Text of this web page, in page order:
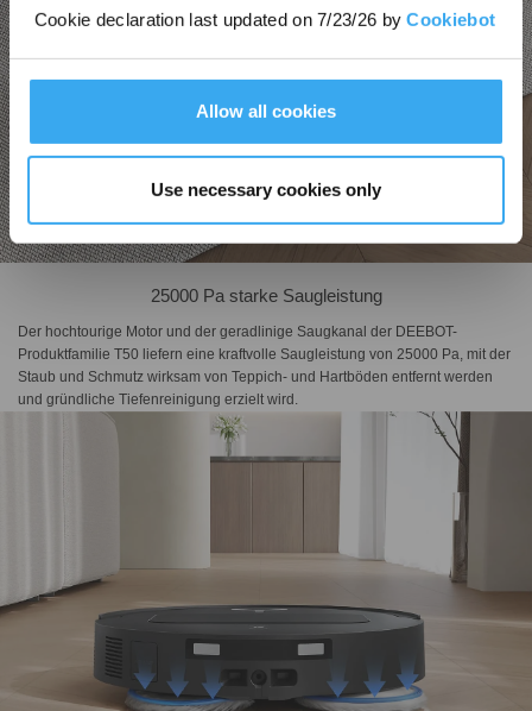
Cookie declaration last updated on 7/23/26 byCookiebot
Allow all cookies
Use necessary cookies only
25000 Pa starke Saugleistung
Der hochtourige Motor und der geradlinige Saugkanal der DEEBOT-
Produktfamilie T50 liefern eine kraftvolle Saugleistung von 25000 Pa, mit der
Staub und Schmutz wirksam von Teppich- und Hartböden entfernt werden
und gründliche Tiefenreinigung erzielt wird.